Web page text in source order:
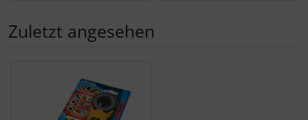
Zuletzt angesehen